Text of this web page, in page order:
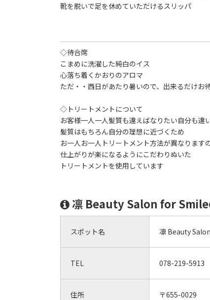
靴を脱いで足を休めていただけるスリッパ
◇待合席
こまめに洗濯した純白のイス
心落ち着くかおりのアロマ
ただ・・西日があたり暑いので、出来るだけお
◇トリートメントについて
お客様一人一人髪質も違えばなりたい自分も違
髪質はもちろん自分の理想に近づくため
お一人お一人トリートメント方法が異なりますの
仕上がりが楽になるようにこだわりぬいた
トリートメントを使用しています
凛 Beauty Salon for Smile
スポット名 凛 Beauty
TEL 078-219-5913
住所
〒655-0029